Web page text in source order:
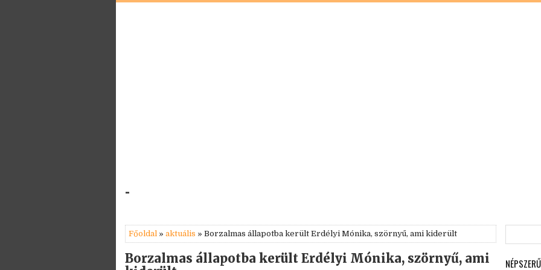
-
Főoldal » aktuális » Borzalmas állapotba került Erdélyi Mónika, szörnyű, ami kiderült
Borzalmas állapotba került Erdélyi Mónika, szörnyű, ami